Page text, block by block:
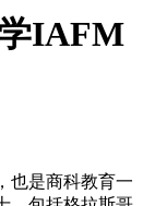
IAFM
也是商科教育一